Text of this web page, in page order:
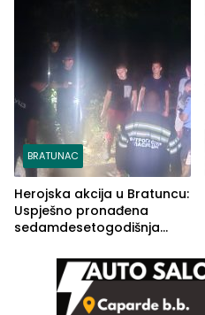
BRATUNAC
Herojska akcija u Bratuncu:
Uspješno pronađena
sedamdesetogodišnja
Kravice.